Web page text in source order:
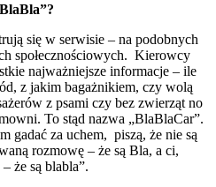
się w serwisie – na podobnych
społecznościowych. Kierowcy
najważniejsze informacje – ile
z jakim bagażnikiem, czy wolą
z psami czy bez zwierząt no
To stąd nazwa „BlaBlaCar”.
gadać za uchem, piszą, że nie są
rozmowę – że są Bla, a ci,
że są blabla”.